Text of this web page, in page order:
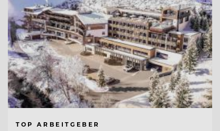
TOP ARBEITGEBER